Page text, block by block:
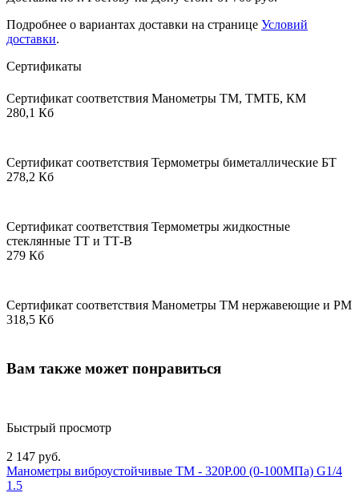
Подробнее о вариантах доставки на странице Условий
доставки.
Сертификаты
Сертификат соответствия Манометры ТМ, ТМТБ, КМ
280,1 Кб
Сертификат соответствия Термометры биметаллические БТ
278,2 Кб
Сертификат соответствия Термометры жидкостные
стеклянные ТТ и ТТ-В
279 Кб
Сертификат соответствия Манометры ТМ нержавеющие и РМ
318,5 Кб
Вам также может понравиться
Быстрый просмотр
2 147 руб.
Манометры виброустойчивые ТМ - 320Р.00 (0-100МПа) G1/4
1.5